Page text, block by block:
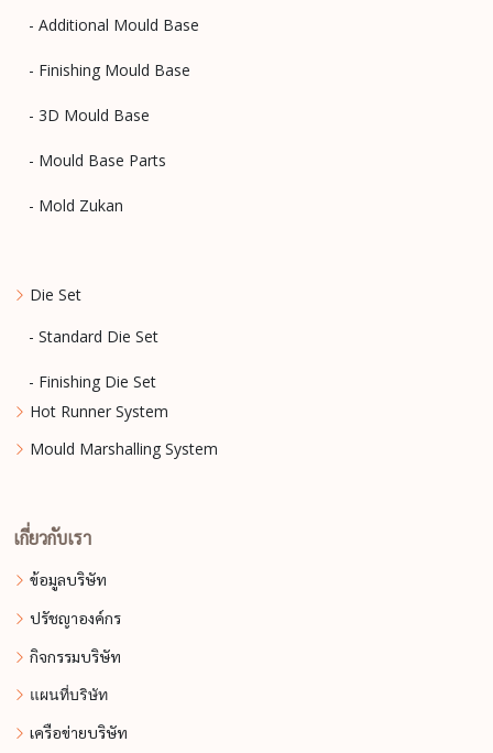
- Additional Mould Base
- Finishing Mould Base
- 3D Mould Base
- Mould Base Parts
- Mold Zukan
Die Set
- Standard Die Set
- Finishing Die Set
Hot Runner System
Mould Marshalling System
เกี่ยวกับเรา
ข้อมูลบริษัท
ปรัชญาองค์กร
กิจกรรมบริษัท
แผนที่บริษัท
เครือข่ายบริษัท